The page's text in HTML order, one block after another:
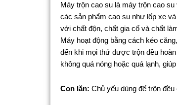
Máy trộn cao su là máy trộn cao
các sản phẩm cao su như lốp xe
với chất độn, chất gia cố và chất
Máy hoạt động bằng cách kéo
đến khi mọi thứ được trộn đều
không quá nóng hoặc quá lạnh,
Con lăn: Chủ yếu dùng để trộn